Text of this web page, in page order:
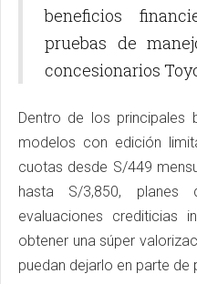
beneficios
pruebas de
concesionarios
Dentro de los principales
modelos con edición
cuotas desde S/449
hasta S/3,850, planes
evaluaciones crediticias
obtener una súper
puedan dejarlo en parte de